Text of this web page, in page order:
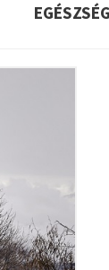
EGÉSZSÉG